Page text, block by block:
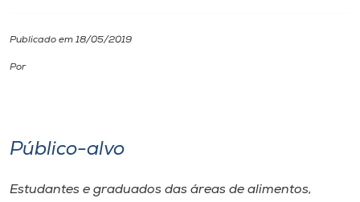
I.nova
Publicado em 18/05/2019
Por
Público-alvo
Estudantes e graduados das áreas de alimentos,